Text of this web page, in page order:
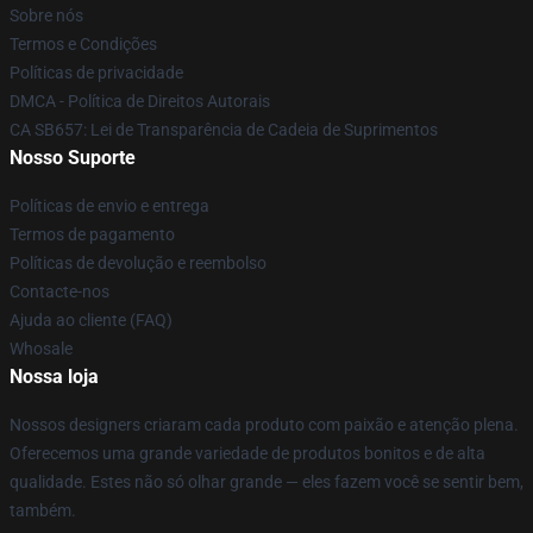
Sobre nós
Termos e Condições
Políticas de privacidade
DMCA - Política de Direitos Autorais
CA SB657: Lei de Transparência de Cadeia de Suprimentos
Nosso Suporte
Políticas de envio e entrega
Termos de pagamento
Políticas de devolução e reembolso
Contacte-nos
Ajuda ao cliente (FAQ)
Whosale
Nossa loja
Nossos designers criaram cada produto com paixão e atenção plena.
Oferecemos uma grande variedade de produtos bonitos e de alta
qualidade. Estes não só olhar grande — eles fazem você se sentir bem,
também.